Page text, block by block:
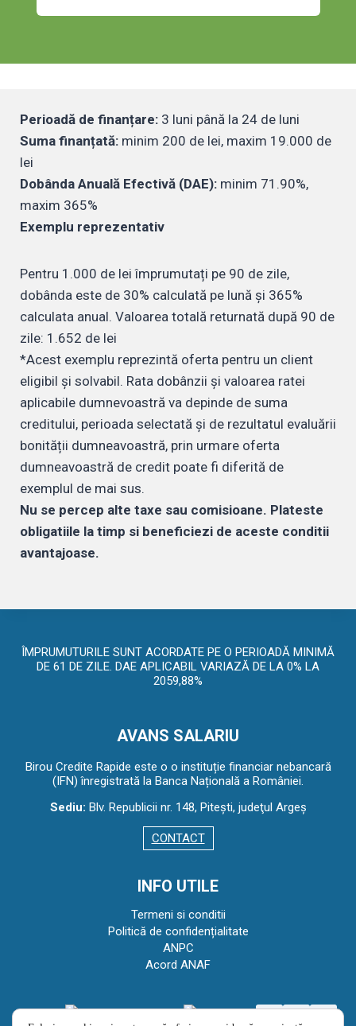
Perioadă de finanțare: 3 luni până la 24 de luni
Suma finanțată: minim 200 de lei, maxim 19.000 de
lei
Dobânda Anuală Efectivă (DAE): minim 71.90%,
maxim 365%
Exemplu reprezentativ
Pentru 1.000 de lei împrumutați pe 90 de zile,
dobânda este de 30% calculată pe lună și 365%
calculata anual. Valoarea totală returnată după 90 de
zile: 1.652 de lei
*Acest exemplu reprezintă oferta pentru un client
eligibil și solvabil. Rata dobânzii și valoarea ratei
aplicabile dumnevoastră va depinde de suma
creditului, perioada selectată și de rezultatul evaluării
bonității dumneavoastră, prin urmare oferta
dumneavoastră de credit poate fi diferită de
exemplul de mai sus.
Nu se percep alte taxe sau comisioane. Plateste
obligatiile la timp si beneficiezi de aceste conditii
avantajoase.
ÎMPRUMUTURILE SUNT ACORDATE PE O PERIOADĂ MINIMĂ
DE 61 DE ZILE. DAE APLICABIL VARIAZĂ DE LA 0% LA
2059,88%
AVANS SALARIU
Birou Credite Rapide este o o instituție financiar nebancară
(IFN) înregistrată la Banca Națională a României.
Sediu: Blv. Republicii nr. 148, Piteşti, judeţul Argeş
CONTACT
INFO UTILE
Termeni si conditii
Politică de confidențialitate
ANPC
Acord ANAF